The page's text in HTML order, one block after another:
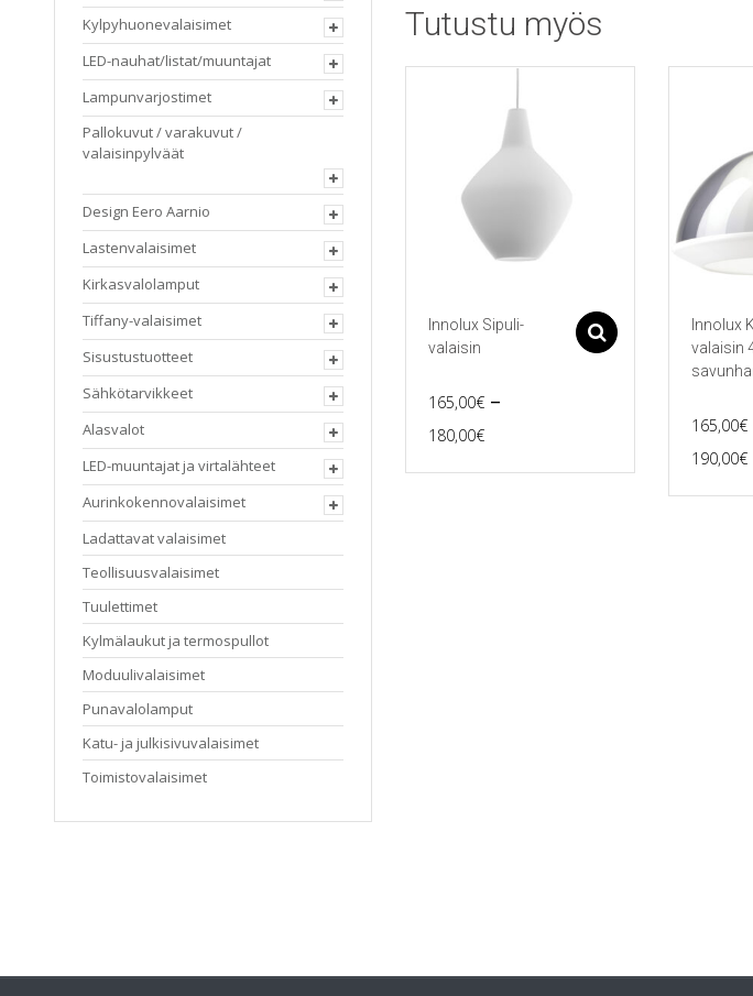
Tutustu myös
Innolux Sipuli-
valaisin
165,00€ –
180,00€Price
range:
Asetukset
tuotteella
Innolux
valaisin
165,00€
190,00€
Kylpyhuonevalaisimet
LED-nauhat/listat/muuntajat
Lampunvarjostimet
Pallokuvut / varakuvut /
valaisinpylväät
Design Eero Aarnio
Lastenvalaisimet
Kirkasvalolamput
Tiffany-valaisimet
Sisustustuotteet
Sähkötarvikkeet
Alasvalot
LED-muuntajat ja virtalähteet
Aurinkokennovalaisimet
Ladattavat valaisimet
Teollisuusvalaisimet
Tuulettimet
Kylmälaukut ja termospullot
Moduulivalaisimet
Punavalolamput
Katu- ja julkisivuvalaisimet
Toimistovalaisimet